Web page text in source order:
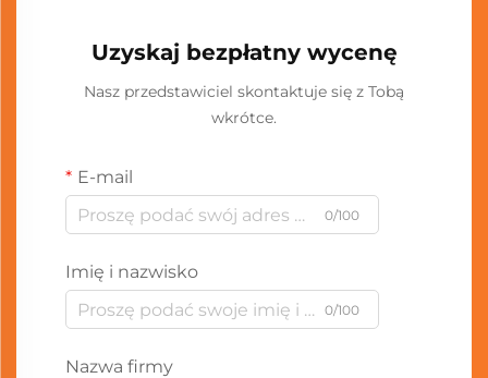
Uzyskaj bezpłatny wycenę
Nasz przedstawiciel skontaktuje się z Tobą
wkrótce.
E-mail
0/100
Imię i nazwisko
0/100
Nazwa firmy